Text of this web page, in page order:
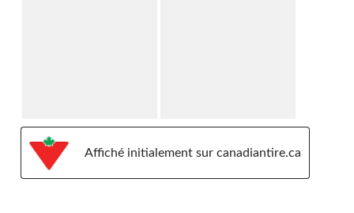
Affiché initialement sur canadiantire.ca